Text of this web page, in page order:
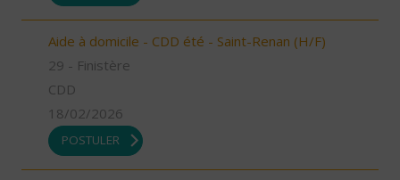
Aide à domicile - CDD été - Saint-Renan (H/F)
29 - Finistère
CDD
18/02/2026
POSTULER